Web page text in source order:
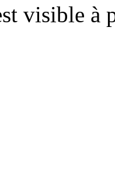
visible à